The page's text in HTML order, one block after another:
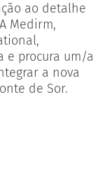
ao detalhe
Medirm,
e procura um/a
a nova
de Sor.